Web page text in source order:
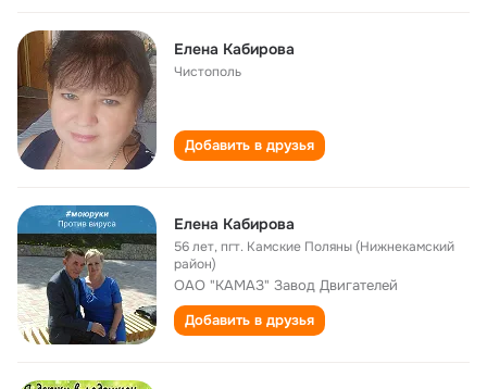
Елена Кабирова
Чистополь
Добавить в друзья
Елена Кабирова
56 лет,пгт. Камские Поляны (Нижнекамский
район)
ОАО "КАМАЗ" Завод Двигателей
Добавить в друзья